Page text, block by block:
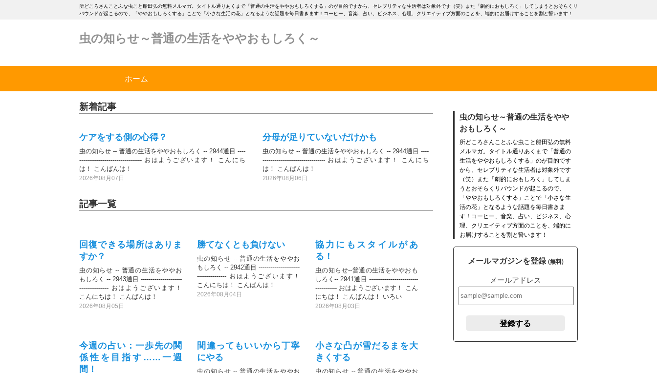
所どころさんことふな虫こと船田弘の無料メルマガ。タイトル通りあくまで「普通の生活をややおもしろくする」のが目的ですから、セレブリティな生活者は対象外です（笑）また「劇的におもしろく」してしまうとおそらくリ
バウンドが起こるので、「ややおもしろくする」ことで「小さな生活の花」となるような話題を毎日書きます！コーヒー、音楽、占い、ビジネス、心理、クリエイティブ方面のことを、端的にお届けすることを割と誓います！
虫の知らせ～普通の生活をややおもしろく～
ホーム
新着記事
ケアをする側の心得？
虫の知らせ -- 普通の生活をややおもしろく -- 2944通目 ----
-------------------------------- おはようございます！ こんにち
は！ こんばんは！
2026年08月07日
分母が足りていないだけかも
虫の知らせ -- 普通の生活をややおもしろく -- 2944通目 ----
-------------------------------- おはようございます！ こんにち
は！ こんばんは！
2026年08月06日
記事一覧
回復できる場所はありま
すか？
虫の知らせ -- 普通の生活をややお
もしろく -- 2943通目 ---------------------
--------------- おはようございます！
こんにちは！ こんばんは！
2026年08月05日
勝てなくとも負けない
虫の知らせ -- 普通の生活をややお
もしろく -- 2942通目 ---------------------
--------------- おはようございます！
こんにちは！ こんばんは！
2026年08月04日
協力にもスタイルがあ
る！
虫の知らせ--普通の生活をややおも
しろく-- 2941通目 -------------------------
----------- おはようございます！ こん
にちは！ こんばんは！ いろい
2026年08月03日
今週の占い：一歩先の関
係性を目指す……一週
間！
間違ってもいいから丁寧
にやる
虫の知らせ -- 普通の生活をややお
小さな凸が雪だるまを大
きくする
虫の知らせ -- 普通の生活をややお
虫の知らせ～普通の生活をやや
おもしろく～
所どころさんことふな虫こと船田弘の無料
メルマガ。タイトル通りあくまで「普通の
生活をややおもしろくする」のが目的です
から、セレブリティな生活者は対象外です
（笑）また「劇的におもしろく」してしま
うとおそらくリバウンドが起こるので、
「ややおもしろくする」ことで「小さな生
活の花」となるような話題を毎日書きま
す！コーヒー、音楽、占い、ビジネス、心
理、クリエイティブ方面のことを、端的に
お届けすることを割と誓います！
メールマガジンを登録(無料)
メールアドレス
登録する